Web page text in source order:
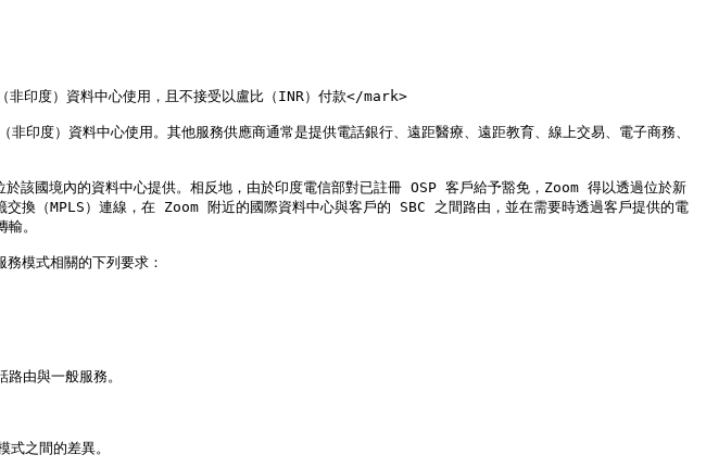
度）資料中心使用，且不接受以盧比（INR）付款</mark>
印度）資料中心使用。其他服務供應商通常是提供電話銀行、遠距醫療、遠距教育、線上交易、電子商務、
國境內的資料中心提供。相反地，由於印度電信部對已註冊 OSP 客戶給予豁免，Zoom 得以透過位於新
換（MPLS）連線，在 Zoom 附近的國際資料中心與客戶的 SBC 之間路由，並在需要時透過客戶提供的電
。
模式相關的下列要求：
由與一般服務。
之間的差異。